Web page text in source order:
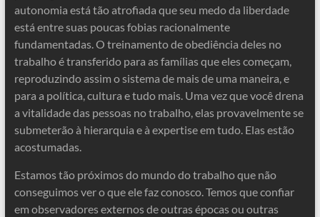
autonomia está tão atrofiada que seu medo da liberdade
está entre suas poucas fobias racionalmente
fundamentadas. O treinamento de obediência deles no
trabalho é transferido para as famílias que eles começam,
reproduzindo assim o sistema de mais de uma maneira, e
para a política, cultura e tudo mais. Uma vez que você drena
a vitalidade das pessoas no trabalho, elas provavelmente se
submeterão à hierarquia e à expertise em tudo. Elas estão
acostumadas.
Estamos tão próximos do mundo do trabalho que não
conseguimos ver o que ele faz conosco. Temos que confiar
em observadores externos de outras épocas ou outras